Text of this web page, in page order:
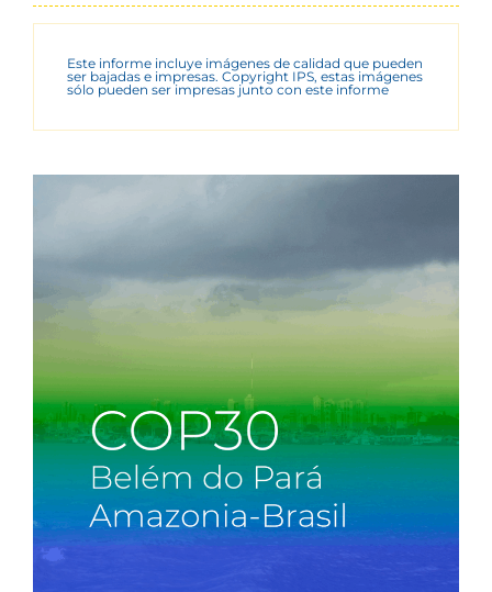
Este informe incluye imágenes de calidad que pueden
ser bajadas e impresas. Copyright IPS, estas imágenes
sólo pueden ser impresas junto con este informe